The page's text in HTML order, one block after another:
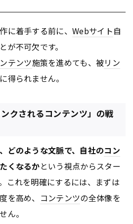
に着手する前に、Webサイト自
が不可欠です。
テンツ施策を進めても、被リン
得られません。
クされるコンテンツ」の戦
どのような文脈で、自社のコン
くなるかという視点からスター
これを明確にするには、まずは
を高め、 コンテンツの全体像を
ん。